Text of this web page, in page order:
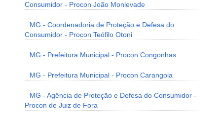
Consumidor - Procon João Monlevade
MG - Coordenadoria de Proteção e Defesa do
Consumidor - Procon Teófilo Otoni
MG - Prefeitura Municipal - Procon Congonhas
MG - Prefeitura Municipal - Procon Carangola
MG - Agência de Proteção e Defesa do Consumidor -
Procon de Juiz de Fora